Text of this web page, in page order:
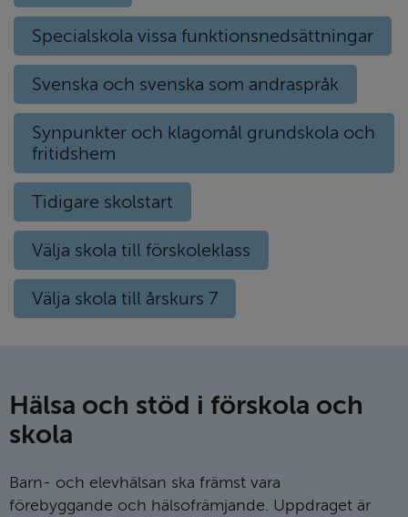
Specialskola vissa funktionsnedsättningar
Svenska och svenska som andraspråk
Synpunkter och klagomål grundskola och
fritidshem
Tidigare skolstart
Välja skola till förskoleklass
Välja skola till årskurs 7
Hälsa och stöd i förskola och
skola
Barn- och elevhälsan ska främst vara
förebyggande och hälso­främjande. Uppdraget är